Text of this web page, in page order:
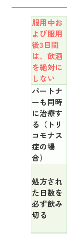
服用中お
よび服用
後3日間
は、飲酒
を絶対に
しない
パートナ
ーも同時
に治療す
る（トリ
コモナス
症の場
合）
処方され
た日数を
必ず飲み
切る